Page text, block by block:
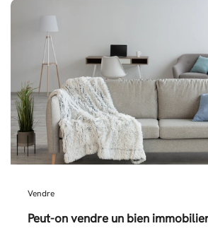
Vendre
Peut-on vendre un bien